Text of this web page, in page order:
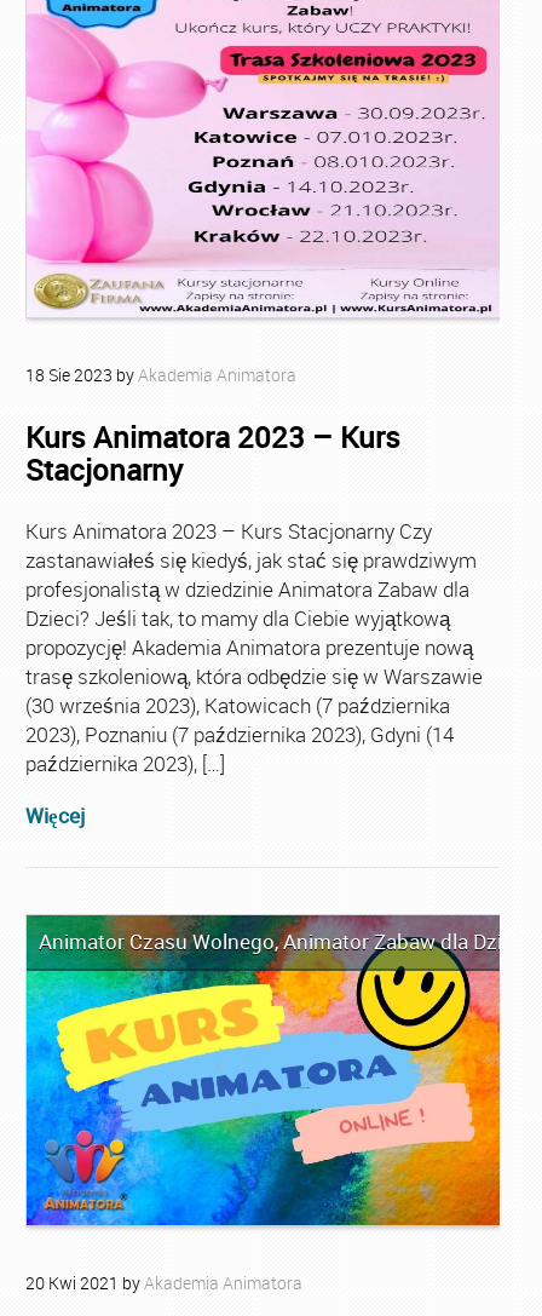
18 Sie2023 byAkademia Animatora
Kurs Animatora 2023 – Kurs
Stacjonarny
Kurs Animatora 2023 – Kurs Stacjonarny Czy
zastanawiałeś się kiedyś, jak stać się prawdziwym
profesjonalistą w dziedzinie Animatora Zabaw dla
Dzieci? Jeśli tak, to mamy dla Ciebie wyjątkową
propozycję! Akademia Animatora prezentuje nową
trasę szkoleniową, która odbędzie się w Warszawie
(30 września 2023), Katowicach (7 października
2023), Poznaniu (7 października 2023), Gdyni (14
października 2023), […]
Więcej
Animator Czasu Wolnego,Animator Zabaw dla Dzieci
20 Kwi 2021 byAkademia Animatora